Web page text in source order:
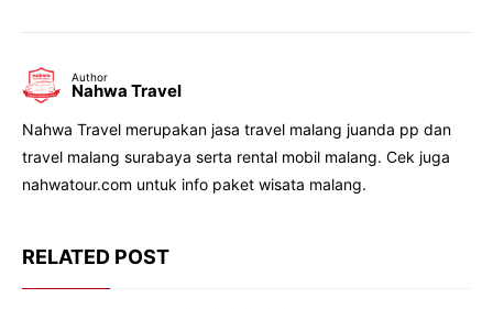
Author
Nahwa Travel
Nahwa Travel merupakan jasa travel malang juanda pp dan
travel malang surabaya serta rental mobil malang. Cek juga
nahwatour.com untuk info paket wisata malang.
RELATED POST